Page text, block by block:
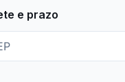
e prazo